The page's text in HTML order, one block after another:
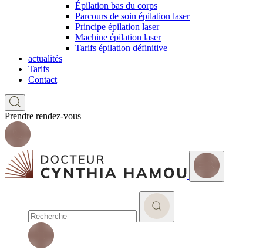
Épilation bas du corps
Parcours de soin épilation laser
Principe épilation laser
Machine épilation laser
Tarifs épilation définitive
actualités
Tarifs
Contact
Prendre rendez-vous